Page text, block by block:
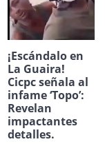
¡Escándalo en
La Guaira!
Cicpc señala al
infame ‘Topo’:
Revelan
impactantes
detalles.